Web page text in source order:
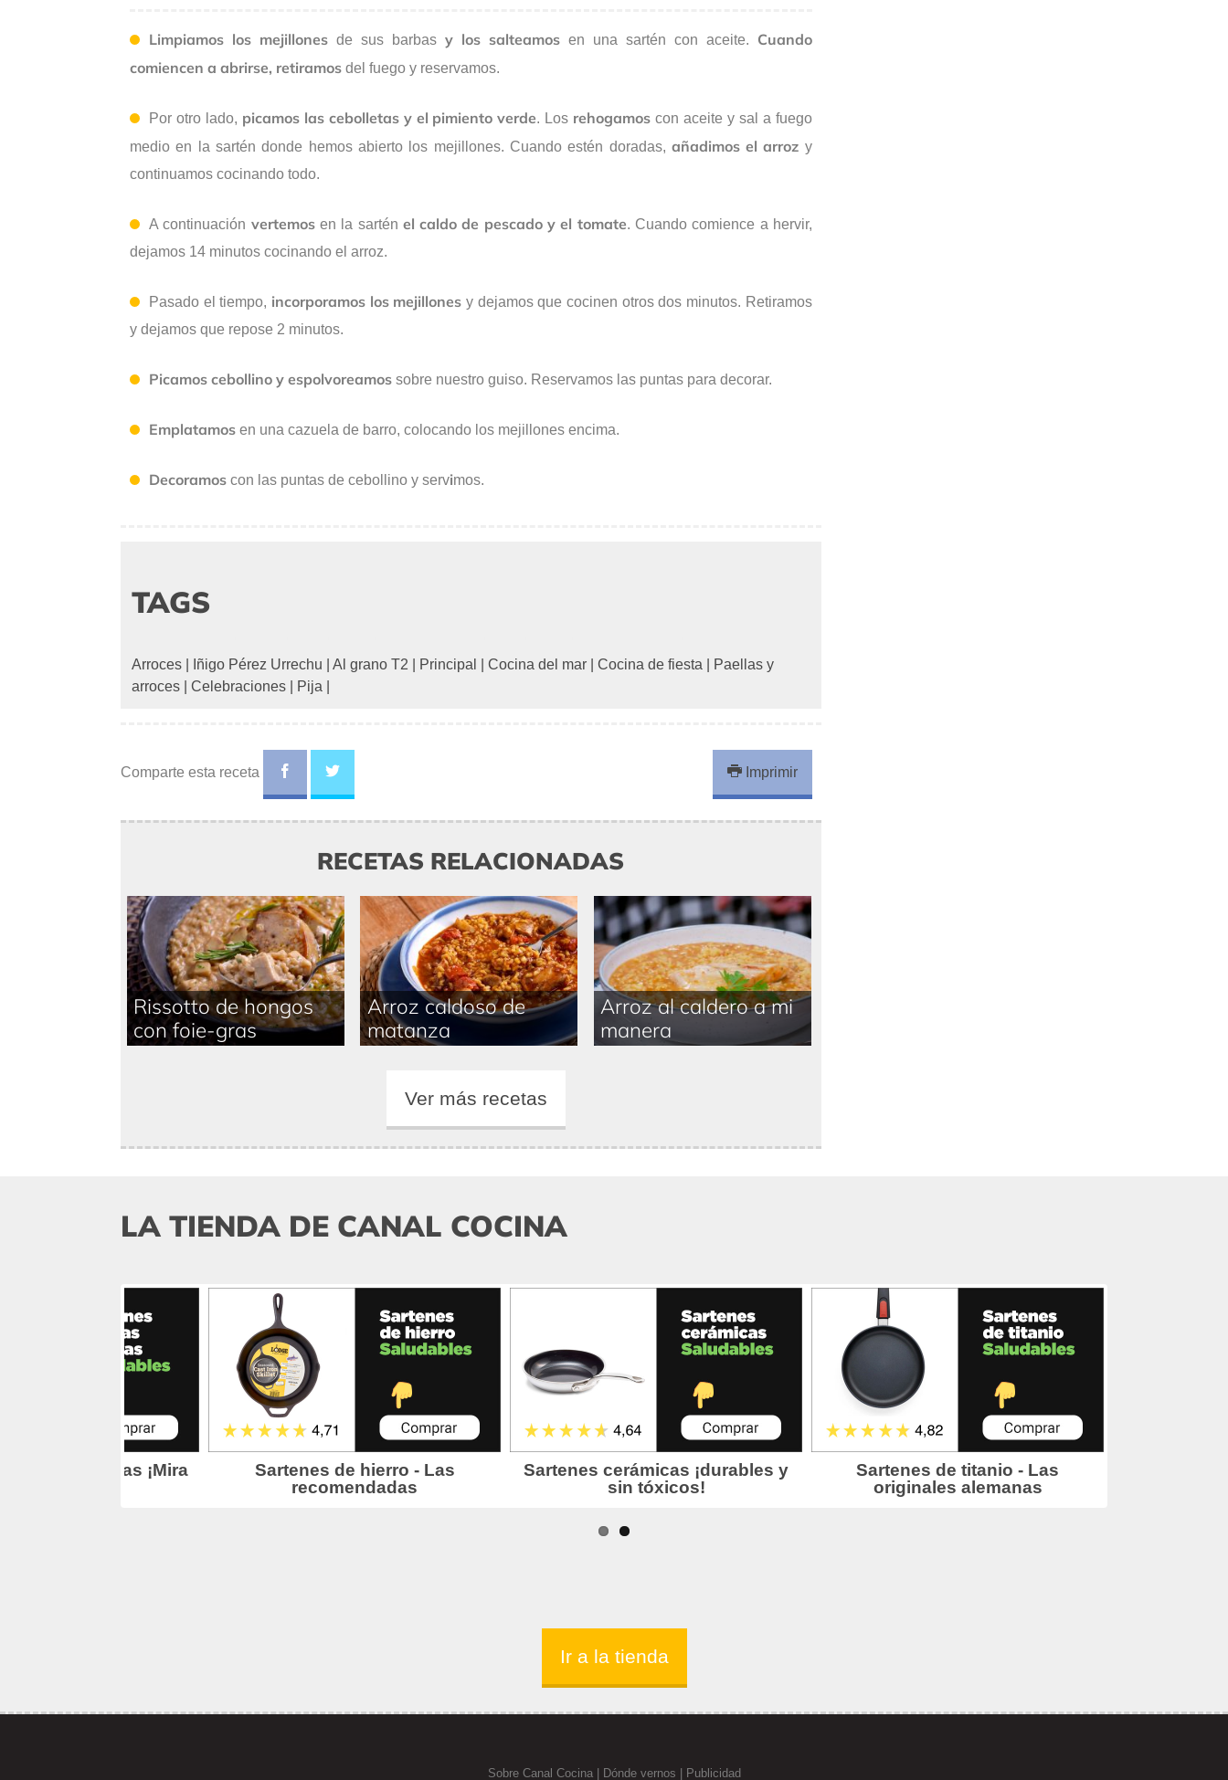
Limpiamos los mejillonesde sus barbas y los salteamosen una sartén con aceite. Cuando
comiencen a abrirse, retiramos del fuego y reservamos.
Por otro lado, picamos las cebolletas y el pimiento verde. Los rehogamos con aceite y sal a fuego
medio en la sartén donde hemos abierto los mejillones. Cuando estén doradas, añadimos el arroz y
continuamos cocinando todo.
A continuación vertemosen la sartén el caldo de pescado y el tomate. Cuando comience a hervir,
dejamos 14 minutos cocinando el arroz.
Pasado el tiempo, incorporamos los mejillones y dejamos que cocinen otros dos minutos. Retiramos
y dejamos que repose 2 minutos.
Picamos cebollino y espolvoreamos sobre nuestro guiso. Reservamos las puntas para decorar.
Emplatamos en una cazuela de barro, colocando los mejillones encima.
Decoramos con las puntas de cebollino y servimos.
TAGS
Arroces Iñigo Pérez Urrechu Al grano T2 Principal Cocina del mar Cocina de fiesta
Paellas y
arroces
Celebraciones Pija
Comparte esta receta Imprimir
RECETAS RELACIONADAS
Rissotto de hongos
con foie-gras
Arroz caldoso de
matanza
Arroz al caldero a mi
manera
Ver más recetas
LA TIENDA DE CANAL COCINA
Ir a la tienda
Sobre Canal Cocina| Dónde vernos | Publicidad